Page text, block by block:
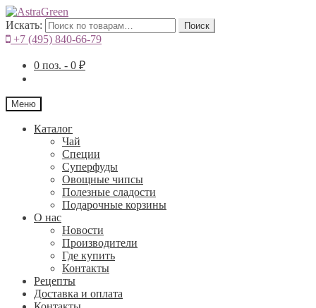
Искать: Поиск
+7 (495) 840-66-79
0 поз. - 0 ₽
Меню
Каталог
Чай
Специи
Cуперфуды
Овощные чипсы
Полезные сладости
Подарочные корзины
О нас
Новости
Производители
Где купить
Контакты
Рецепты
Доставка и оплата